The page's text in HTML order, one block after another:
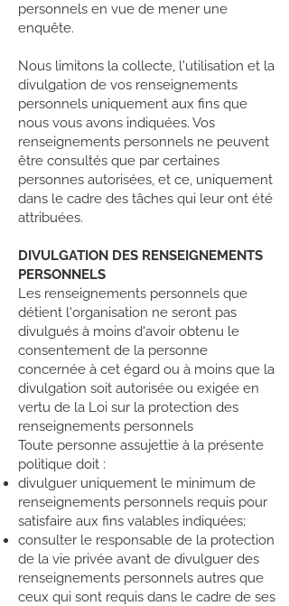
personnels en vue de mener une
enquête.
Nous limitons la collecte, l'utilisation et la
divulgation de vos renseignements
personnels uniquement aux fins que
nous vous avons indiquées. Vos
renseignements personnels ne peuvent
être consultés que par certaines
personnes autorisées, et ce, uniquement
dans le cadre des tâches qui leur ont été
attribuées.
DIVULGATION DES RENSEIGNEMENTS
PERSONNELS
Les renseignements personnels que
détient l'organisation ne seront pas
divulgués à moins d'avoir obtenu le
consentement de la personne
concernée à cet égard ou à moins que la
divulgation soit autorisée ou exigée en
vertu de la Loi sur la protection des
renseignements personnels
Toute personne assujettie à la présente
politique doit :
divulguer uniquement le minimum de
renseignements personnels requis pour
satisfaire aux fins valables indiquées;
consulter le responsable de la protection
de la vie privée avant de divulguer des
renseignements personnels autres que
ceux qui sont requis dans le cadre de ses